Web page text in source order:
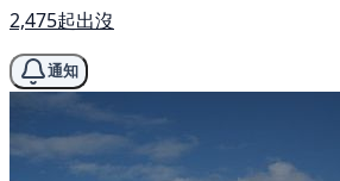
2,475起出沒
通知